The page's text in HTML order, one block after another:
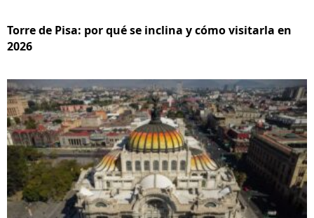
Torre de Pisa: por qué se inclina y cómo visitarla en
2026